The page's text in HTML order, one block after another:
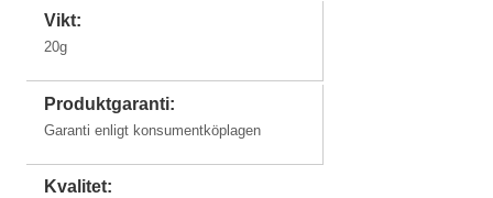
Classic
Vikt:
20g
Produktgaranti:
Garanti enligt konsumentköplagen
Kvalitet: